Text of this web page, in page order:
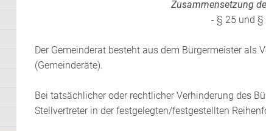
Zusammensetzung
- § 25 und §
Der Gemeinderat besteht aus dem Bürgermeister
(Gemeinderäte).
Bei tatsächlicher oder rechtlicher Verhinderung des
Stellvertreter in der festgelegten/festgestellten